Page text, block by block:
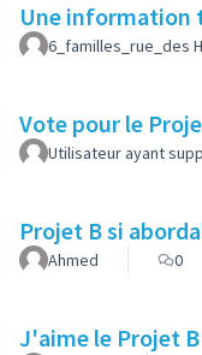
Une information
6_familles_rue_des
Vote pour le
Utilisateur ayant
Projet B si
Ahmed 0
J'aime le Projet B